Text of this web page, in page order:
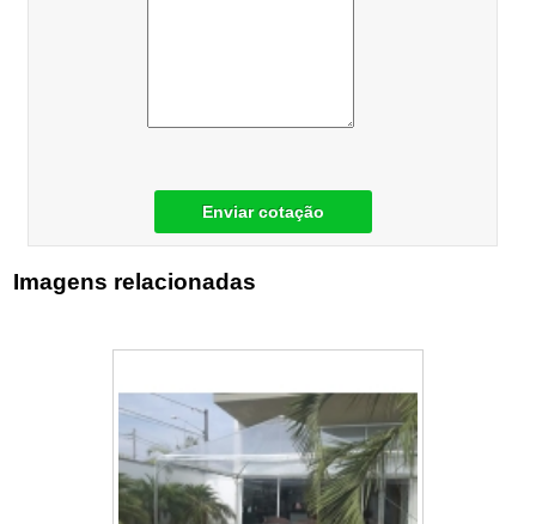
Enviar cotação
Imagens relacionadas